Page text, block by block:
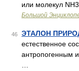
или молекул
Большой
46 ЭТАЛОН
естественное
антропогенным